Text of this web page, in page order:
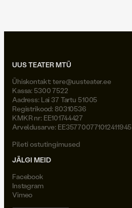
UUS TEATER MTÜ
Ühiskontakt:tere@uusteater.ee
Kassa: 5300 7522
Aadress: Lai 37 Tartu 51005
Registrikood: 80310536
KMKR nr: EE101744427
Arveldusarve: EE357700771012411945
Pileti ostutingimused
JÄLGI MEID
Facebook
Instagram
Vimeo